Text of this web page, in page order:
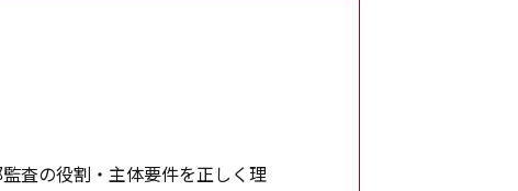
査の役割・主体要件を正しく理